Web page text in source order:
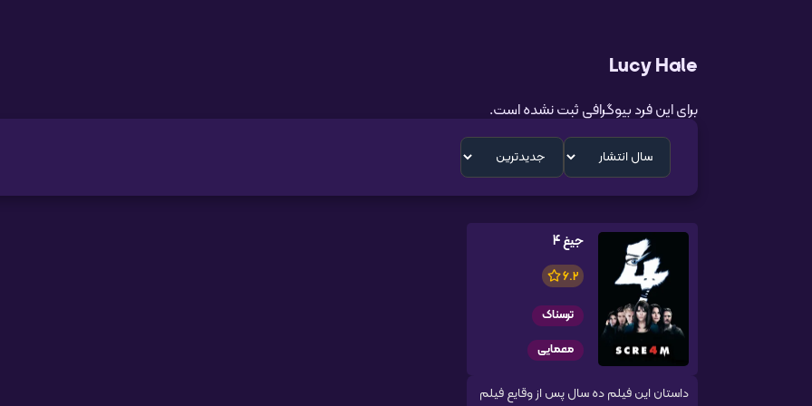
Lucy Hale
برای این فرد بیوگرافی ثبت نشده است.
جیغ 4
6.2
ترسناک
معمایی
داستان این فیلم ده سال پس از وقایع فیلم